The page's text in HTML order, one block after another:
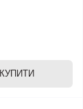
КУПИТИ